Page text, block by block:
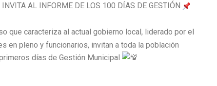
AL INFORME DE LOS 100 DÍAS DE GESTIÓN
que caracteriza al actual gobierno local, liderado por el
en pleno y funcionarios, invitan a toda la población
días de Gestión Municipal